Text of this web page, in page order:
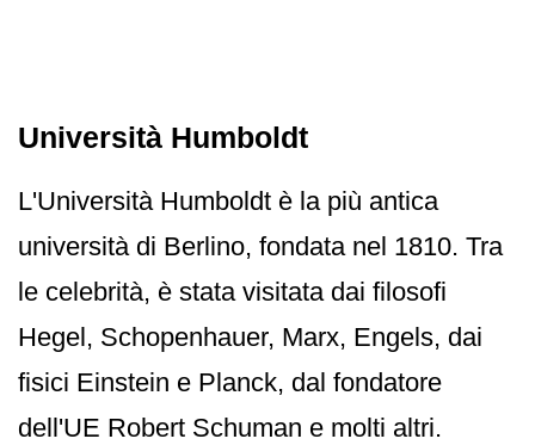
Università Humboldt
L'Università Humboldt è la più antica
università di Berlino, fondata nel 1810. Tra
le celebrità, è stata visitata dai filosofi
Hegel, Schopenhauer, Marx, Engels, dai
fisici Einstein e Planck, dal fondatore
dell'UE Robert Schuman e molti altri.